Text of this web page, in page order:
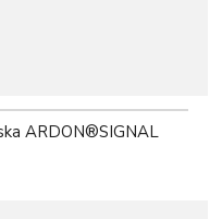
ARDON®SIGNAL